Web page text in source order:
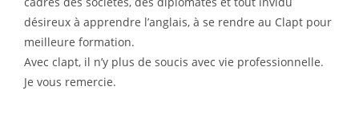
désireux à apprendre l’anglais, à se rendre au Clapt pour
meilleure formation.
Avec clapt, il n’y plus de soucis avec vie professionnelle.
Je vous remercie.